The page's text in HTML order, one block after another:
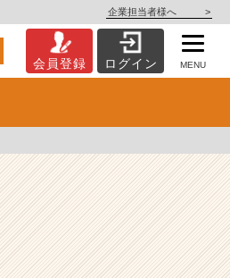
企業担当者様へ >
会員登録 ログイン MENU